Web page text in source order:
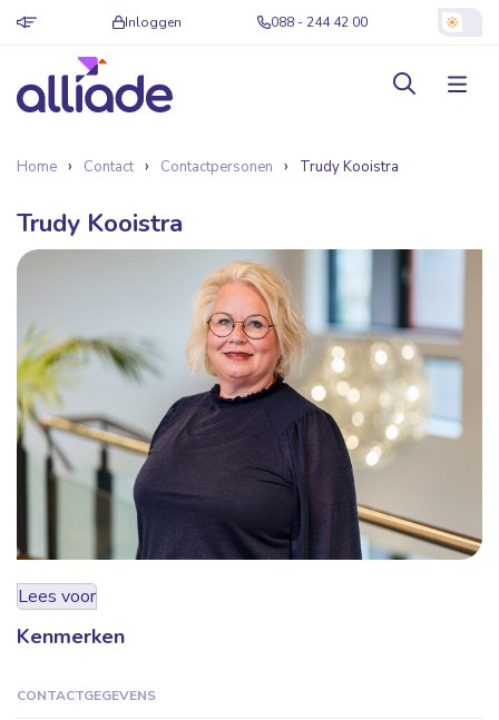
Inloggen 088 - 244 42 00
Home Contact Contactpersonen Trudy Kooistra
Lees voor
Kenmerken
CONTACTGEGEVENS
Trudy Kooistra